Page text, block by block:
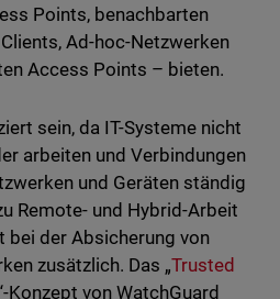
Points, benachbarten
Ad-hoc-Netzwerken
Access Points – bieten.
sein, da IT-Systeme nicht
arbeiten und Verbindungen
und Geräten ständig
Remote- und Hybrid-Arbeit
der Absicherung von
zusätzlich. Das „Trusted
Konzept von WatchGuard